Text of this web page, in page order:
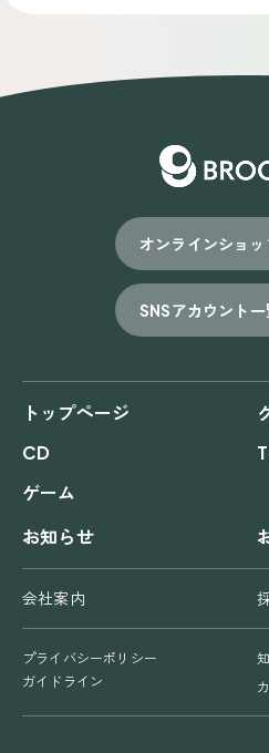
オンラインショッ
SNSアカウント一
トップページ
CD
ゲーム
お知らせ
会社案内
プライバシーポリシー
ガイドライン